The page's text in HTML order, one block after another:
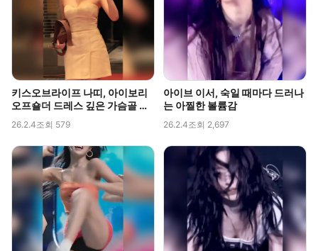
키스오브라이프 나띠, 아이보리
오프숄더 드레스 깊은 가슴골 라
인 직캠
26.2.4조회 579
아이브 이서, 숙일 때마다 드러나
는 아찔한 볼륨감
26.2.4조회 2,697